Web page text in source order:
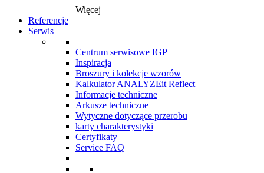
Więcej
Referencje
Serwis
Centrum serwisowe IGP
Inspiracja
Broszury i kolekcje wzorów
Kalkulator ANALYZEit Reflect
Informacje techniczne
Arkusze techniczne
Wytyczne dotyczące przerobu
karty charakterystyki
Certyfikaty
Service FAQ